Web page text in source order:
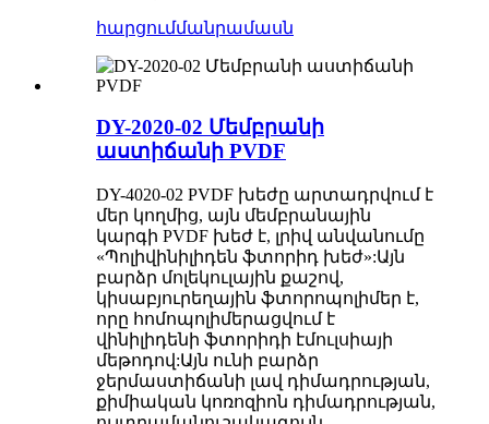
հարցումմանրամասն
DY-2020-02 Մեմբրանի
աստիճանի PVDF
DY-4020-02 PVDF խեժը արտադրվում է
մեր կողմից, այն մեմբրանային
կարգի PVDF խեժ է, լրիվ անվանումը
«Պոլիվինիլիդեն ֆտորիդ խեժ»:Այն
բարձր մոլեկուլային քաշով,
կիսաբյուրեղային ֆտորոպոլիմեր է,
որը հոմոպոլիմերացվում է
վինիլիդենի ֆտորիդի էմուլսիայի
մեթոդով:Այն ունի բարձր
ջերմաստիճանի լավ դիմադրության,
քիմիական կոռոզիոն դիմադրության,